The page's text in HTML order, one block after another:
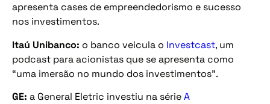
apresenta cases de empreendedorismo e sucesso
nos investimentos.
Itaú Unibanco: o banco veicula o Investcast, um
podcast para acionistas que se apresenta como
“uma imersão no mundo dos investimentos”.
GE: a General Eletric investiu na sérieA